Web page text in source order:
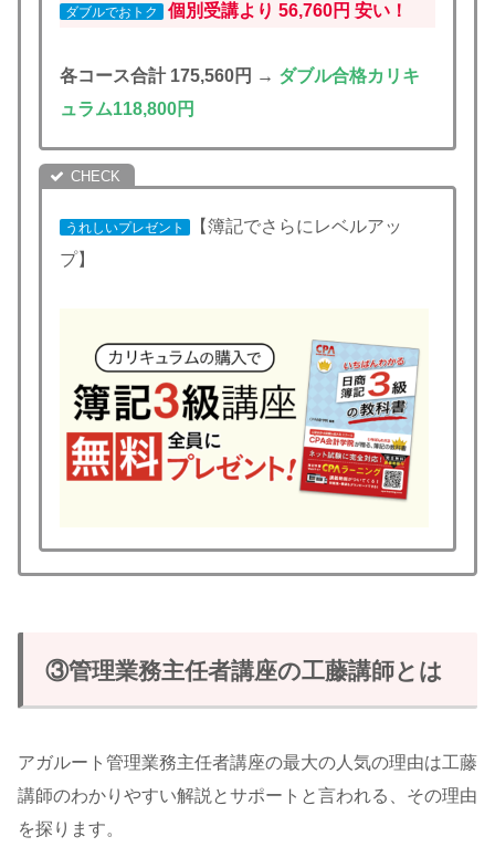
ダブルでおトク 個別受講より 56,760円 安い！
各コース合計 175,560円 → ダブル合格カリキ
ュラム118,800円
うれしいプレゼント
【簿記でさらにレベルアッ
プ】
③管理業務主任者講座の工藤講師とは
アガルート管理業務主任者講座の最大の人気の理由は工藤
講師のわかりやすい解説とサポートと言われる、その理由
を探ります。